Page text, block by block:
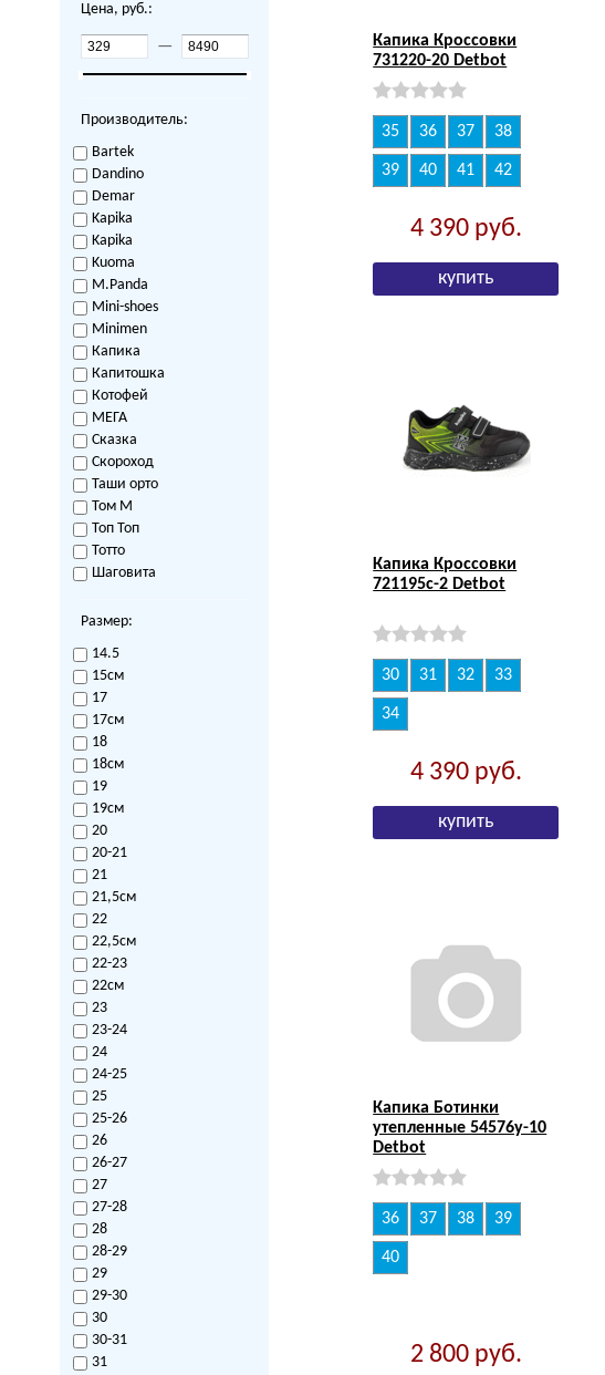
Цена, руб.:
—
Производитель:
Bartek
Dandino
Demar
Kapika
Kapika
Kuoma
M.Panda
Mini-shoes
Minimen
Капика
Капитошка
Котофей
МЕГА
Сказка
Скороход
Таши орто
Том М
Топ Топ
Тотто
Шаговита
Размер:
14.5
15см
17
17см
18
18см
19
19см
20
20-21
21
21,5см
22
22,5см
22-23
22см
23
23-24
24
24-25
25
25-26
26
26-27
27
27-28
28
28-29
29
29-30
30
30-31
31
Капика Кроссовки
731220-20 Detbot
35 36 37 38
39 40 41 42
4 390 руб.
Капика Кроссовки
721195с-2 Detbot
30 31 32 33
34
4 390 руб.
Капика Ботинки
утепленные 54576у-10
Detbot
36 37 38 39
40
2 800 руб.